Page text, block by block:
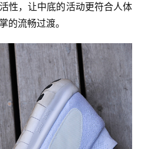
性，让中底的活动更符合人体
的流畅过渡。